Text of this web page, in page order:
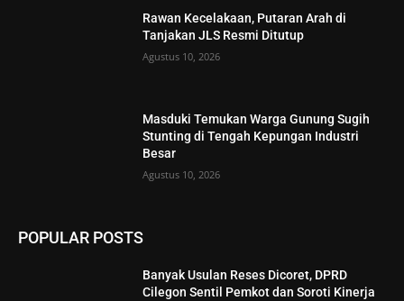
Rawan Kecelakaan, Putaran Arah di
Tanjakan JLS Resmi Ditutup
Agustus 10, 2026
Masduki Temukan Warga Gunung Sugih
Stunting di Tengah Kepungan Industri
Besar
Agustus 10, 2026
POPULAR POSTS
Banyak Usulan Reses Dicoret, DPRD
Cilegon Sentil Pemkot dan Soroti Kinerja